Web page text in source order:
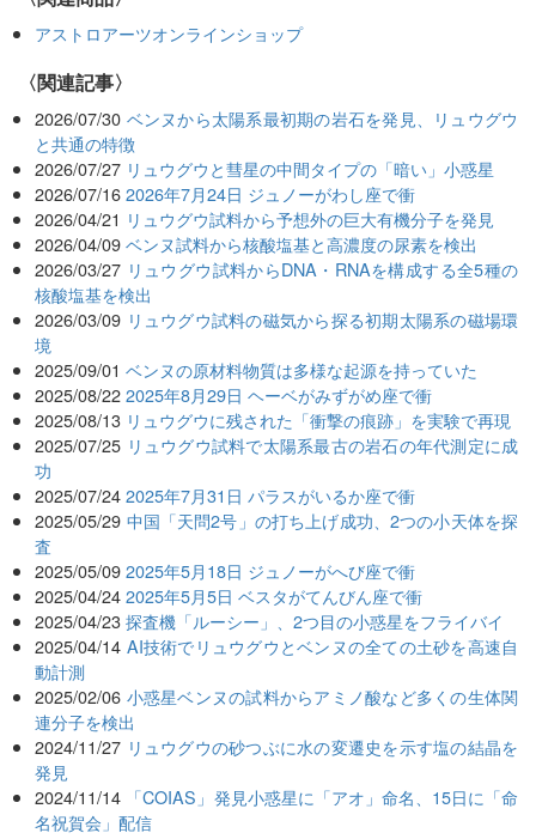
アストロアーツオンラインショップ
関連記事
2026/07/30 ベンヌから太陽系最初期の岩石を発見、リュウグウ
と共通の特徴
2026/07/27 リュウグウと彗星の中間タイプの「暗い」小惑星
2026/07/16 2026年7月24日 ジュノーがわし座で衝
2026/04/21 リュウグウ試料から予想外の巨大有機分子を発見
2026/04/09 ベンヌ試料から核酸塩基と高濃度の尿素を検出
2026/03/27 リュウグウ試料からDNA・RNAを構成する全5種の
核酸塩基を検出
2026/03/09 リュウグウ試料の磁気から探る初期太陽系の磁場環
境
2025/09/01 ベンヌの原材料物質は多様な起源を持っていた
2025/08/22 2025年8月29日 ヘーベがみずがめ座で衝
2025/08/13 リュウグウに残された「衝撃の痕跡」を実験で再現
2025/07/25 リュウグウ試料で太陽系最古の岩石の年代測定に成
功
2025/07/24 2025年7月31日 パラスがいるか座で衝
2025/05/29 中国「天問2号」の打ち上げ成功、2つの小天体を探
査
2025/05/09 2025年5月18日 ジュノーがへび座で衝
2025/04/24 2025年5月5日 ベスタがてんびん座で衝
2025/04/23 探査機「ルーシー」、2つ目の小惑星をフライバイ
2025/04/14 AI技術でリュウグウとベンヌの全ての土砂を高速自
動計測
2025/02/06 小惑星ベンヌの試料からアミノ酸など多くの生体関
連分子を検出
2024/11/27 リュウグウの砂つぶに水の変遷史を示す塩の結晶を
発見
2024/11/14 「COIAS」発見小惑星に「アオ」命名、15日に「命
名祝賀会」配信